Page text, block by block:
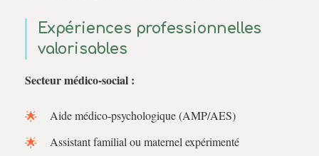
Expériences professionnelles
valorisables
Secteur médico-social :
Aide médico-psychologique (AMP/AES)
Assistant familial ou maternel expérimenté